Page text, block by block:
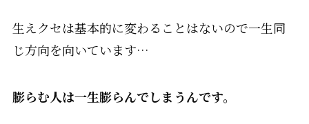
生えクセは基本的に変わることはないので一生同
じ方向を向いています…
膨らむ人は一生膨らんでしまうんです。